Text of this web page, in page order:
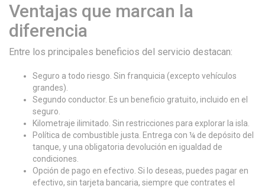
Ventajas que marcan la
diferencia
Entre los principales beneficios del servicio destacan:
Seguro a todo riesgo. Sin franquicia (excepto vehículos
grandes).
Segundo conductor. Es un beneficio gratuito, incluido en el
seguro.
Kilometraje ilimitado. Sin restricciones para explorar la isla.
Política de combustible justa. Entrega con ¼ de depósito del
tanque, y una obligatoria devolución en igualdad de
condiciones.
Opción de pago en efectivo. Si lo deseas, puedes pagar en
efectivo, sin tarjeta bancaria, siempre que contrates el